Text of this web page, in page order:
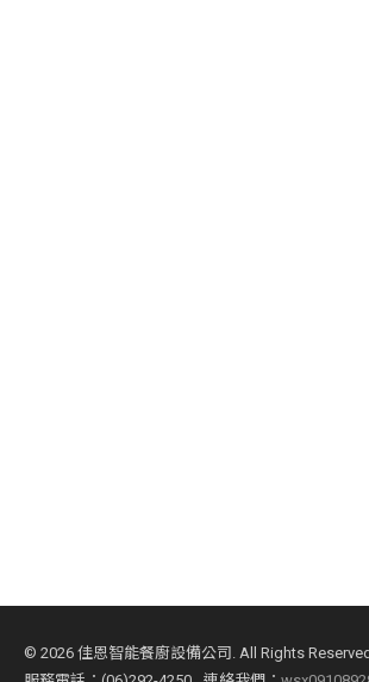
© 2026 佳恩智能餐廚設備公司. All Rights